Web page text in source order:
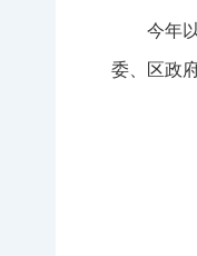
今年
委、区政